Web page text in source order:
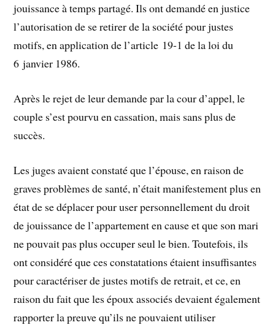
jouissance à temps partagé. Ils ont demandé en justice
l’autorisation de se retirer de la société pour justes
motifs, en application de l’article 19-1 de la loi du
6 janvier 1986.
Après le rejet de leur demande par la cour d’appel, le
couple s’est pourvu en cassation, mais sans plus de
succès.
Les juges avaient constaté que l’épouse, en raison de
graves problèmes de santé, n’était manifestement plus en
état de se déplacer pour user personnellement du droit
de jouissance de l’appartement en cause et que son mari
ne pouvait pas plus occuper seul le bien. Toutefois, ils
ont considéré que ces constatations étaient insuffisantes
pour caractériser de justes motifs de retrait, et ce, en
raison du fait que les époux associés devaient également
rapporter la preuve qu’ils ne pouvaient utiliser